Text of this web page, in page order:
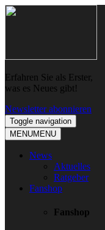
Skip
Skip
Erfahren Sie als Erster,
was es Neues gibt!
Newsletter abonnieren
Toggle navigation
MENUMENU
News
Aktuelles
Ratgeber
Fanshop
Fanshop